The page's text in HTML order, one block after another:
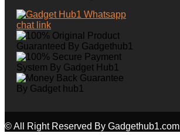
© All Right Reserved By Gadgethub1.com